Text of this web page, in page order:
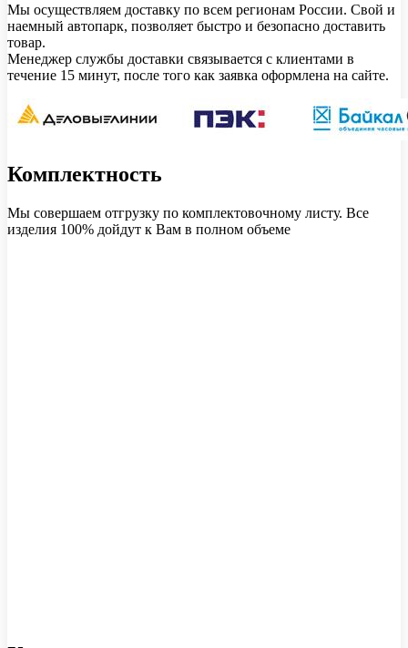
Мы осуществляем доставку по всем регионам России. Свой и
наемный автопарк, позволяет быстро и безопасно доставить
товар.
Менеджер службы доставки связывается с клиентами в
течение 15 минут, после того как заявка оформлена на сайте.
Комплектность
Мы совершаем отгрузку по комплектовочному листу. Все
изделия 100% дойдут к Вам в полном объеме